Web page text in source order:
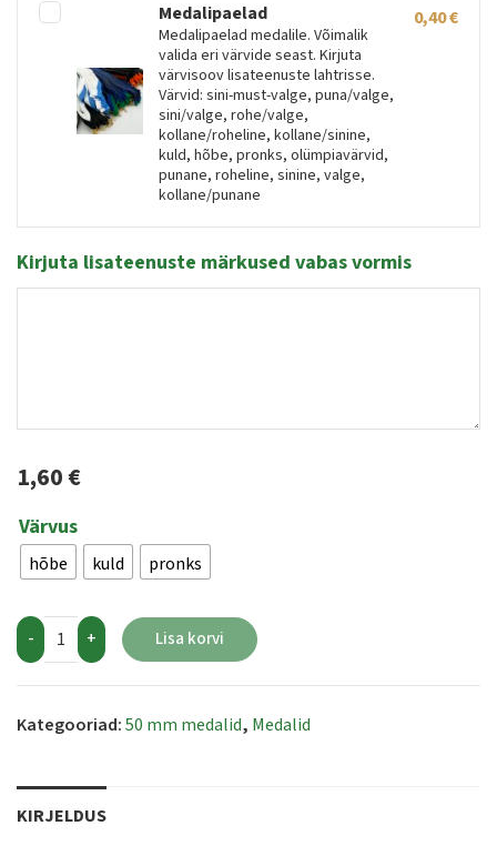
Medalipaelad
Medalipaelad medalile. Võimalik
valida eri värvide seast. Kirjuta
värvisoov lisateenuste lahtrisse.
Värvid: sini-must-valge, puna/valge,
sini/valge, rohe/valge,
kollane/roheline, kollane/sinine,
kuld, hõbe, pronks, olümpiavärvid,
punane, roheline, sinine, valge,
kollane/punane
0,40€
Kirjuta lisateenuste märkused vabas vormis
1,60 €
Värvus
hõbe kuld pronks
Quantity Lisa korvi
Kategooriad:50 mm medalid, Medalid
KIRJELDUS